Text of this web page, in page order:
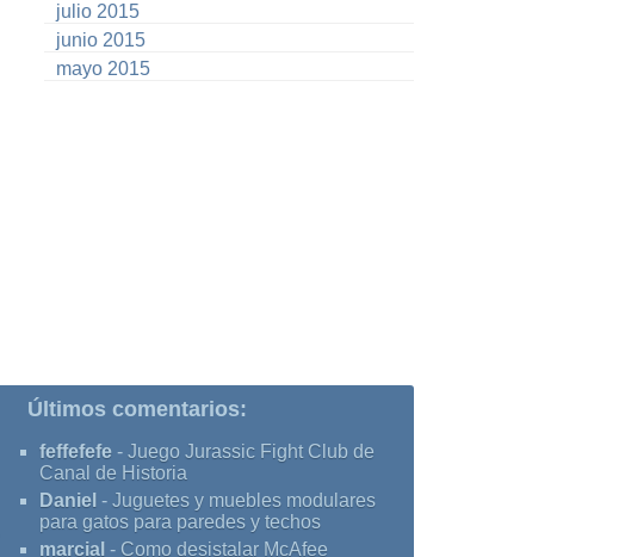
julio 2015
junio 2015
mayo 2015
Últimos comentarios:
feffefefe - Juego Jurassic Fight Club de
Canal de Historia
Daniel - Juguetes y muebles modulares
para gatos para paredes y techos
marcial - Como desistalar McAfee